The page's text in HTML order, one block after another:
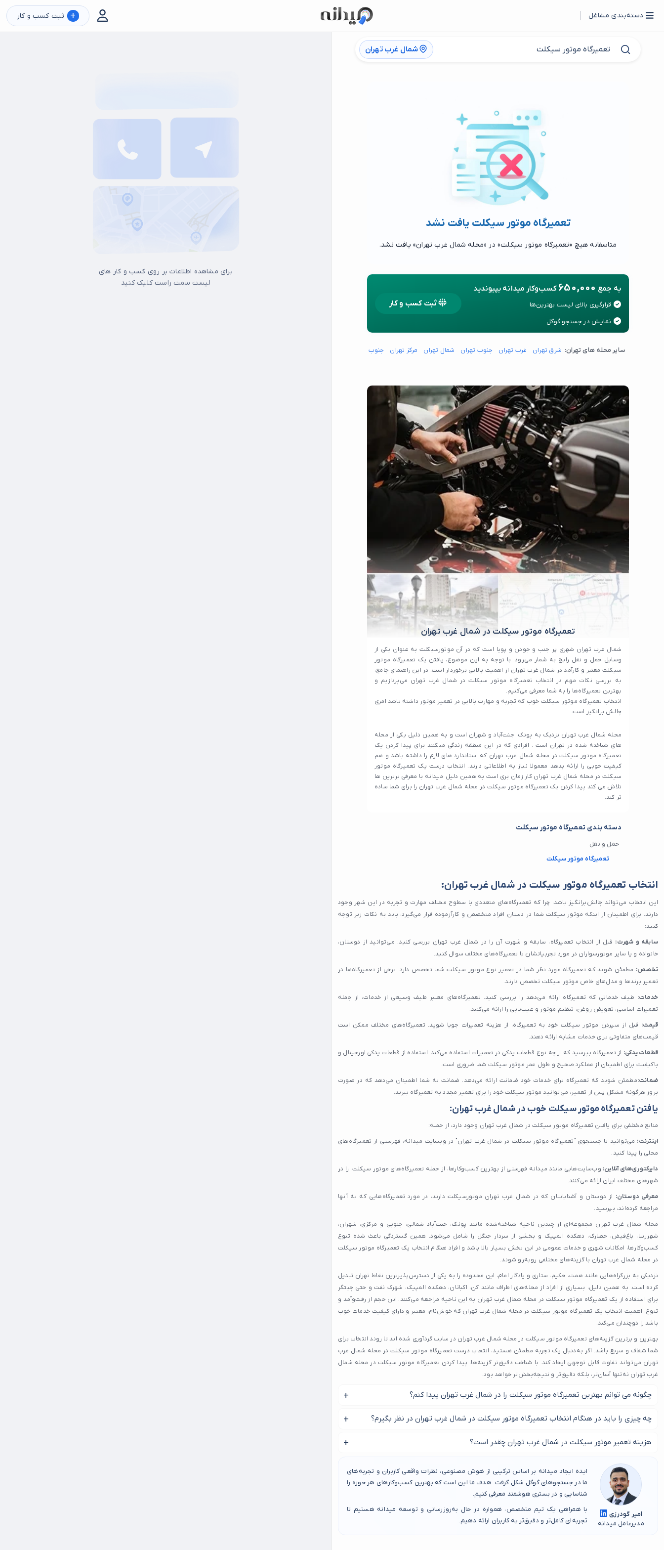
دسته‌بندی مشاغل + ثبت کسب و کار
شمال غرب تهران
تعمیرگاه موتور سیکلت یافت نشد
متاسفانه هیچ «تعمیرگاه موتور سیکلت» در «محله شمال غرب تهران» یافت نشد.
به جمع 650,000 کسب‌وکار میدانه بپیوندید
قرارگیری بالای لیست بهترین‌ها
نمایش در جستجو گوگل
ثبت کسب و کار
سایر محله های تهران: شرق تهران غرب تهران جنوب تهران شمال تهران مرکز تهران جنوب شرق تهران
تعمیرگاه موتور سیکلت در شمال غرب تهران
شمال غرب تهران شهری پر جنب و جوش و پویا است که در آن موتورسیکلت به عنوان یکی از
وسایل حمل و نقل رایج به شمار می‌رود. با توجه به این موضوع، یافتن یک تعمیرگاه موتور
سیکلت معتبر و کارآمد در شمال غرب تهران از اهمیت بالایی برخوردار است. در این راهنمای جامع،
به بررسی نکات مهم در انتخاب تعمیرگاه موتور سیکلت در شمال غرب تهران می‌پردازیم و
بهترین تعمیرگاه‌ها را به شما معرفی می‌کنیم.
انتخاب تعمیرگاه موتور سیکلت خوب که تجربه و مهارت بالایی در تعمیر موتور داشته باشد امری
چالش برانگیز است.
محله شمال غرب تهران نزدیک به پونک، جنت‌آباد و شهران است و به همین دلیل یکی از محله
های شناخته شده در تهران است . افرادی که در این منطقه زندگی میکنند برای پیدا کردن یک
تعمیرگاه موتور سیکلت در محله شمال غرب تهران که استاندارد های لازم را داشته باشد و هم
کیفیت خوبی را ارائه بدهد معمولا نیاز به اطلاعاتی دارند. انتخاب درست یک تعمیرگاه موتور
سیکلت در محله شمال غرب تهران کار زمان بری است به همین دلیل میدانه با معرفی برترین ها
تلاش می‌ کند پیدا کردن یک تعمیرگاه موتور سیکلت در محله شمال غرب تهران را برای شما ساده
تر کند.
دسته بندی تعمیرگاه موتور سیکلت
حمل و نقل
تعمیرگاه موتور سیکلت
انتخاب تعمیرگاه موتور سیکلت در شمال غرب تهران:
این انتخاب می‌تواند چالش‌برانگیز باشد، چرا که تعمیرگاه‌های متعددی با سطوح مختلف مهارت و تجربه در این شهر وجود
دارند. برای اطمینان از اینکه موتور سیکلت شما در دستان افراد متخصص و کارآزموده قرار می‌گیرد، باید به نکات زیر توجه
کنید:
سابقه و شهرت: قبل از انتخاب تعمیرگاه، سابقه و شهرت آن را در شمال غرب تهران بررسی کنید. می‌توانید از دوستان،
خانواده و یا سایر موتورسواران در مورد تجربیاتشان با تعمیرگاه‌های مختلف سوال کنید.
تخصص: مطمئن شوید که تعمیرگاه مورد نظر شما در تعمیر نوع موتور سیکلت شما تخصص دارد. برخی از تعمیرگاه‌ها در
تعمیر برندها و مدل‌های خاص موتور سیکلت تخصص دارند.
خدمات: طیف خدماتی که تعمیرگاه ارائه می‌دهد را بررسی کنید. تعمیرگاه‌های معتبر طیف وسیعی از خدمات، از جمله
تعمیرات اساسی، تعویض روغن، تنظیم موتور و عیب‌یابی را ارائه می‌کنند.
قیمت: قبل از سپردن موتور سیکلت خود به تعمیرگاه، از هزینه تعمیرات جویا شوید. تعمیرگاه‌های مختلف ممکن است
قیمت‌های متفاوتی برای خدمات مشابه ارائه دهند.
قطعات یدکی: از تعمیرگاه بپرسید که از چه نوع قطعات یدکی در تعمیرات استفاده می‌کند. استفاده از قطعات یدکی اورجینال و
باکیفیت برای اطمینان از عملکرد صحیح و طول عمر موتور سیکلت شما ضروری است.
ضمانت:مطمئن شوید که تعمیرگاه برای خدمات خود ضمانت ارائه می‌دهد. ضمانت به شما اطمینان می‌دهد که در صورت
بروز هرگونه مشکل پس از تعمیر، می‌توانید موتور سیکلت خود را برای تعمیر مجدد به تعمیرگاه ببرید.
یافتن تعمیرگاه موتور سیکلت خوب در شمال غرب تهران:
منابع مختلفی برای یافتن تعمیرگاه موتور سیکلت در شمال غرب تهران وجود دارد، از جمله:
اینترنت: می‌توانید با جستجوی "تعمیرگاه موتور سیکلت در شمال غرب تهران" در وبسایت میدانه، فهرستی از تعمیرگاه‌های
محلی را پیدا کنید.
دایرکتوری‌های آنلاین: وب‌سایت‌هایی مانند میدانه فهرستی از بهترین کسب‌وکارها، از جمله تعمیرگاه‌های موتور سیکلت، را در
شهرهای مختلف ایران ارائه می‌کنند.
معرفی دوستان: از دوستان و آشنایانتان که در شمال غرب تهران موتورسیکلت دارند، در مورد تعمیرگاه‌هایی که به آنها
مراجعه کرده‌اند، بپرسید.
محله شمال غرب تهران مجموعه‌ای از چندین ناحیه شناخته‌شده مانند پونک، جنت‌آباد شمالی، جنوبی و مرکزی، شهران،
شهرزیبا، باغ‌فیض، حصارک، دهکده المپیک و بخشی از سردار جنگل را شامل می‌شود. همین گستردگی باعث شده تنوع
کسب‌وکارها، امکانات شهری و خدمات عمومی در این بخش بسیار بالا باشد و افراد هنگام انتخاب یک تعمیرگاه موتور سیکلت
در محله شمال غرب تهران با گزینه‌های مختلفی روبه‌رو شوند.
نزدیکی به بزرگراه‌هایی مانند همت، حکیم، ستاری و یادگار امام، این محدوده را به یکی از دسترس‌پذیرترین نقاط تهران تبدیل
کرده است. به همین دلیل، بسیاری از افراد از محله‌های اطراف مانند کن، اکباتان، دهکده المپیک، شهرک نفت و حتی چیتگر
برای استفاده از یک تعمیرگاه موتور سیکلت در محله شمال غرب تهران به این ناحیه مراجعه می‌کنند. این حجم از رفت‌وآمد و
تنوع، اهمیت انتخاب یک تعمیرگاه موتور سیکلت در محله شمال غرب تهران که خوش‌نام، معتبر و دارای کیفیت خدمات خوب
باشد را دوچندان می‌کند.
بهترین و برترین گزینه‌های تعمیرگاه موتور سیکلت در محله شمال غرب تهران در سایت گردآوری شده‌ اند تا روند انتخاب برای
شما شفاف و سریع باشد. اگر به‌دنبال یک تجربه مطمئن هستید، انتخاب درست تعمیرگاه موتور سیکلت در محله شمال غرب
تهران می‌تواند تفاوت قابل توجهی ایجاد کند. با شناخت دقیق‌تر گزینه‌ها، پیدا کردن تعمیرگاه موتور سیکلت در محله شمال
غرب تهران نه‌تنها آسان‌تر، بلکه دقیق‌تر و نتیجه‌بخش‌تر خواهد بود.
چگونه می توانم بهترین تعمیرگاه موتور سیکلت را در شمال غرب تهران پیدا کنم؟
بهترین راه برای یافتن بهترین تعمیرگاه موتور سیکلت در شمال غرب تهران، انجام تحقیقات و خواندن
نظرات مشتریان است. همچنین می توانید از دوستان و خانواده خود برای توصیه بپرسید.
چه چیزی را باید در هنگام انتخاب تعمیرگاه موتور سیکلت در شمال غرب تهران در نظر بگیرم؟
هنگام انتخاب تعمیرگاه موتور سیکلت در شمال غرب تهران، باید سابقه و شهرت، تخصص، قیمت و
هزینه تعمیر موتور سیکلت در شمال غرب تهران چقدر است؟
هزینه تعمیرات موتورسیکلت در شمال غرب تهران می تواند از تعمیرگاهی به تعمیرگاه دیگر به طور قابل
توجهی متفاوت باشد. قبل از شروع هرگونه کار، حتماً برآوردی از هزینه دریافت کنید.
امیر گودرزی
مدیرعامل میدانه
ایده ایجاد میدانه بر اساس ترکیبی از هوش مصنوعی، نظرات واقعی کاربران و تجربه‌های
ما در جستجوهای گوگل شکل گرفت. هدف ما این است که بهترین کسب‌وکارهای هر حوزه را
شناسایی و در بستری هوشمند معرفی کنیم.
با همراهی یک تیم متخصص، همواره در حال به‌روزرسانی و توسعه میدانه هستیم تا
تجربه‌ای کامل‌تر و دقیق‌تر به کاربران ارائه دهیم.
برای مشاهده اطلاعات بر روی کسب و کار های
لیست سمت راست کلیک کنید